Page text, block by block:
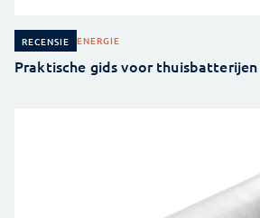
RECENSIE ENERGIE
Praktische gids voor thuisbatterijen